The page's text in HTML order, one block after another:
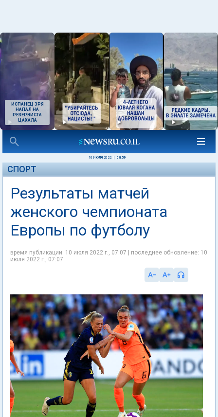
ИСПАНЕЦ ЗРЯ
НАПАЛ НА
РЕЗЕРВИСТА
ЦАХАЛА
10 ИЮЛЯ 2022 08:59
СПОРТ
Результаты матчей
женского чемпионата
Европы по футболу
время публикации: 10 июля 2022 г., 07:07 | последнее обновление: 10
июля 2022 г., 07:07